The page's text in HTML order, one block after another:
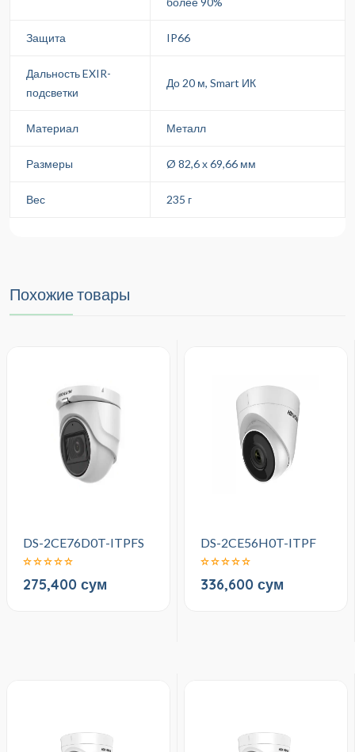
Защита IP66
Дальность EXIR-
подсветки
До 20 м, Smart ИК
Материал Металл
Размеры Ø 82,6 х 69,66 мм
Вес 235 г
Похожие товары
DS-2CE76D0T-ITPFS
275,400 сум
DS-2CE56H0T-ITPF
336,600 сум